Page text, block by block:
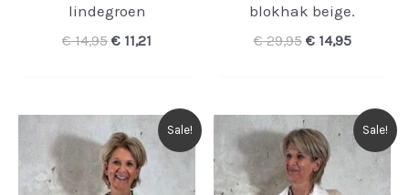
lindegroen
€14,95 Oorspronkelijke
€ 11,21
blokhak beige.
€29,95 Oorspronkelijke
€14,95Huidige
Sale! Sale!